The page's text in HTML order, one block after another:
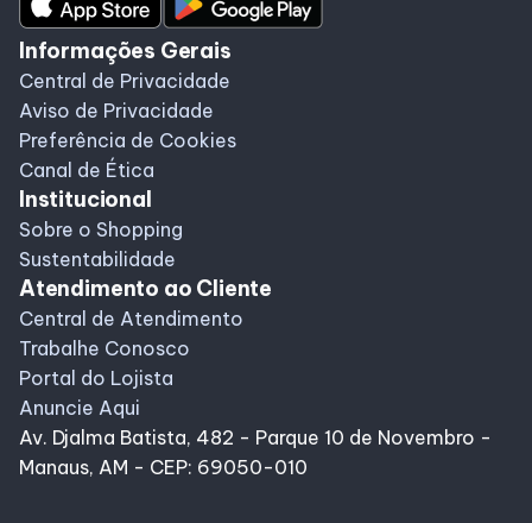
Informações Gerais
Central de Privacidade
Aviso de Privacidade
Preferência de Cookies
Canal de Ética
Institucional
Sobre o Shopping
Sustentabilidade
Atendimento ao Cliente
Central de Atendimento
Trabalhe Conosco
Portal do Lojista
Anuncie Aqui
Av. Djalma Batista, 482 - Parque 10 de Novembro -
Manaus, AM - CEP: 69050-010